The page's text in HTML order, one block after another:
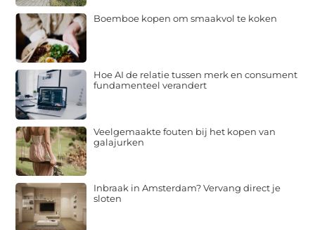
Boemboe kopen om smaakvol te koken
Hoe AI de relatie tussen merk en consument
fundamenteel verandert
Veelgemaakte fouten bij het kopen van
galajurken
Inbraak in Amsterdam? Vervang direct je
sloten